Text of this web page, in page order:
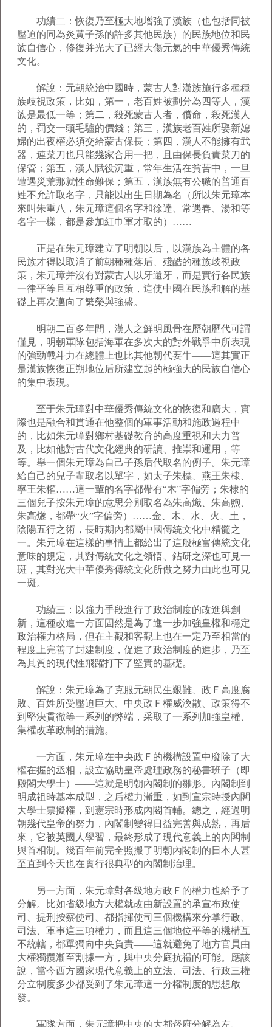
功績二：恢復乃至極大地增強了漢族（也包括同被
壓迫的同為炎黃子孫的許多其他民族）的民族地位和民
族自信心，修復并光大了已經大傷元氣的中華優秀傳統
文化。
解說：元朝統治中國時，蒙古人對漢族施行多種種
族歧視政策，比如，第一，老百姓被劃分為四等人，漢
族是最低一等；第二，殺死蒙古人者，償命，殺死漢人
的，罚交一頭毛驢的價錢；第三，漢族老百姓所娶新媳
婦的出夜權必須交給蒙古保長；第四，漢人不能擁有武
器，連菜刀也只能幾家合用一把，且由保長負責菜刀的
保管；第五，漢人賦役沉重，常年生活在貧苦中，一旦
遭遇災荒那就性命難保；第五，漢族無有公職的普通百
姓不允許取名字，只能以出生日期為名（所以朱元璋本
來叫朱重八，朱元璋這個名字和徐達、常遇春、湯和等
名字一樣，都是參加紅巾軍才取的）……
正是在朱元璋建立了明朝以后，以漢族為主體的各
民族才得以取消了前朝種種落后、殘酷的種族歧視政
策，朱元璋并沒有對蒙古人以牙還牙，而是實行各民族
一律平等且互相尊重的政策，這使中國在民族和解的基
礎上再次邁向了繁榮與強盛。
明朝二百多年間，漢人之鮮明風骨在歷朝歷代可謂
僅見，明朝軍隊包括海軍在多次大的對外戰爭中所表現
的強勁戰斗力在總體上也比其他朝代要牛――這其實正
是漢族恢復正朔地位后所建立起的極強大的民族自信心
的集中表現。
至于朱元璋對中華優秀傳統文化的恢復和廣大，實
際也是融合和貫通在他整個的軍事活動和施政過程中
的，比如朱元璋對鄉村基礎教育的高度重視和大力普
及，比如他對古代文化經典的研讀、推崇和運用，等
等。舉一個朱元璋為自己子孫后代取名的例子。朱元璋
給自己的兒子輩取名以單字，如太子朱標、燕王朱棣、
寧王朱權……這一輩的名字都帶有“木”字偏旁；朱棣的
三個兒子按朱元璋的意思分別取名為朱高熾、朱高煦、
朱高燧，都帶“火”字偏旁）……金、木、水、火、土，
陰陽五行之術，長時期內都屬中國傳統文化中精髓之
一。朱元璋在這樣的事情上都給出了這般極富傳統文化
意味的規定，其對傳統文化之領悟、鉆研之深也可見一
斑，其對光大中華優秀傳統文化所做之努力由此也可見
一斑。
功績三：以強力手段進行了政治制度的改進與創
新，這種改進一方面固然是為了進一步加強皇權和穩定
政治權力格局，但在主觀和客觀上也在一定乃至相當的
程度上完善了封建制度，促進了政治制度的進步，乃至
為其質的現代性飛躍打下了堅實的基礎。
解說：朱元璋為了克服元朝民生艱難、政Ｆ高度腐
敗、百姓所受壓迫巨大、中央政Ｆ權威渙散、政策得不
到堅決貫徹等一系列的弊端，采取了一系列加強皇權、
集權改革政制的措施。
一方面，朱元璋在中央政Ｆ的機構設置中廢除了大
權在握的丞相，設立協助皇帝處理政務的秘書班子（即
殿閣大學士）――這就是明朝內閣制的雛形。內閣制到
明成祖時基本成型，之后權力漸重，如到宣宗時授內閣
大學士票擬權，到憲宗時形成內閣首輔。總之，經過明
朝幾代皇帝的努力，內閣制變得日益完善與成熟，再后
來，它被英國人學習，最終形成了現代意義上的內閣制
與首相制。幾百年前完全照搬了明朝內閣制的日本人甚
至直到今天也在實行很典型的內閣制治理。
另一方面，朱元璋對各級地方政Ｆ的權力也給予了
分解。比如省級地方大權就改由新設置的承宣布政使
司、提刑按察使司、都指揮使司三個機構來分掌行政、
司法、軍事這三項權力，而且這三個地位平等的機構互
不統轄，都單獨向中央負責――這就避免了地方官員由
大權獨攬漸至割據一方，與中央分庭抗禮的可能。應該
說，當今西方國家現代意義上的立法、司法、行政三權
分立制度多少都受到了朱元璋這一分權制度的思想啟
發。
軍隊方面，朱元璋把中央的大都督府分解為左、